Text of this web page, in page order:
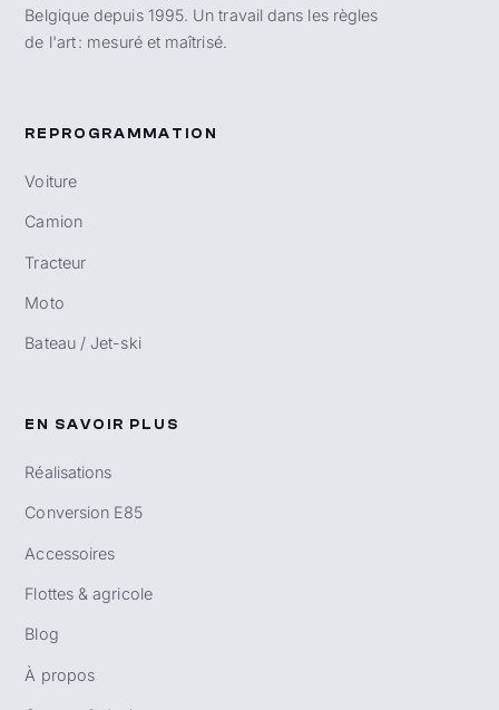
Belgique depuis 1995. Un travail dans les règles
de l'art : mesuré et maîtrisé.
REPROGRAMMATION
Voiture
Camion
Tracteur
Moto
Bateau / Jet-ski
EN SAVOIR PLUS
Réalisations
Conversion E85
Accessoires
Flottes & agricole
Blog
À propos